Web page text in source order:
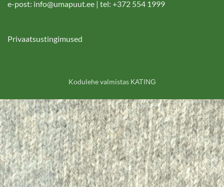
e-post: info@umapuut.ee | tel: +372 554 1999
Privaatsustingimused
Kodulehe valmistas KATING